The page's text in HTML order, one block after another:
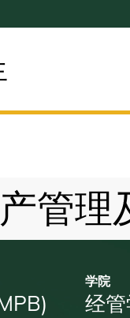
管理
学院
经